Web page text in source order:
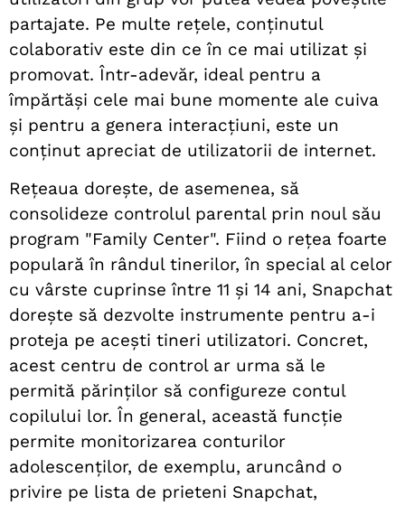
partajate. Pe multe rețele, conținutul
colaborativ este din ce în ce mai utilizat și
promovat. Într-adevăr, ideal pentru a
împărtăși cele mai bune momente ale cuiva
și pentru a genera interacțiuni, este un
conținut apreciat de utilizatorii de internet.
Rețeaua dorește, de asemenea, să
consolideze controlul parental prin noul său
program "Family Center". Fiind o rețea foarte
populară în rândul tinerilor, în special al celor
cu vârste cuprinse între 11 și 14 ani, Snapchat
dorește să dezvolte instrumente pentru a-i
proteja pe acești tineri utilizatori. Concret,
acest centru de control ar urma să le
permită părinților să configureze contul
copilului lor. În general, această funcție
permite monitorizarea conturilor
adolescenților, de exemplu, aruncând o
privire pe lista de prieteni Snapchat,